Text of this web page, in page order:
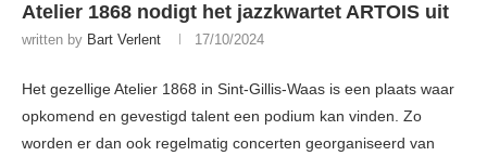
Atelier 1868 nodigt het jazzkwartet ARTOIS uit
written by Bart Verlent 17/10/2024
Het gezellige Atelier 1868 in Sint-Gillis-Waas is een plaats waar
opkomend en gevestigd talent een podium kan vinden. Zo
worden er dan ook regelmatig concerten georganiseerd van